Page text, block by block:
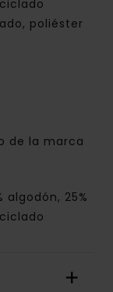
poliéster
de la marca
algodón, 25%